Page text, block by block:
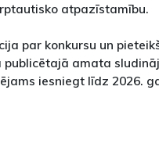
atpazīstamību.
par konkursu un
publicētajā amata
iesniegt līdz 2026.